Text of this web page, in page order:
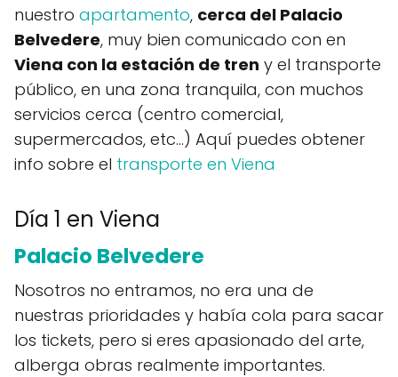
nuestro apartamento, cerca del Palacio
Belvedere, muy bien comunicado con en
Viena con la estación de tren y el transporte
público, en una zona tranquila, con muchos
servicios cerca (centro comercial,
supermercados, etc...) Aquí puedes obtener
info sobre el transporte en Viena
Día 1 en Viena
Palacio Belvedere
Nosotros no entramos, no era una de
nuestras prioridades y había cola para sacar
los tickets, pero si eres apasionado del arte,
alberga obras realmente importantes.